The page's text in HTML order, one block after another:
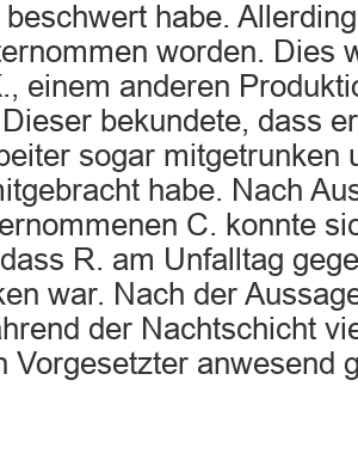
habe.
worden. Dies
einem anderen
bekundete, dass
sogar mitgetrunken
habe. Nach
C. konnte
R. am Unfalltag
war. Nach der
der Nachtschicht
Vorgesetzter anwesend